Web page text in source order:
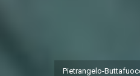
Pietrangelo-